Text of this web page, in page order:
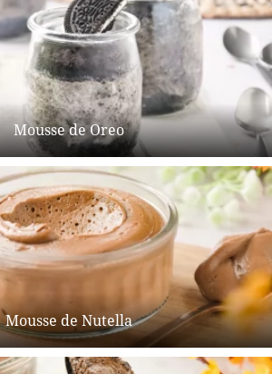
Mousse de Oreo
Mousse de Nutella